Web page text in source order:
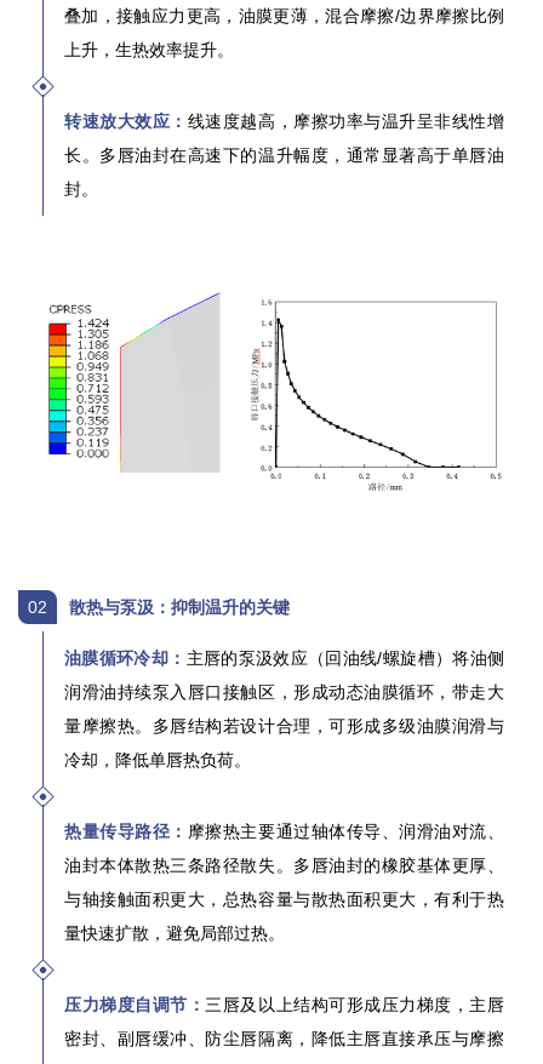
叠加，接触应力更高，油膜更薄，混合摩擦/边界摩擦比例
上升，生热效率提升。
转速放大效应： 线速度越高，摩擦功率与温升呈非线性增
长。多唇油封在高速下的温升幅度，通常显著高于单唇油
封。
02 散热与泵汲：抑制温升的关键
油膜循环冷却： 主唇的泵汲效应（回油线/螺旋槽）将油侧
润滑油持续泵入唇口接触区，形成动态油膜循环，带走大
量摩擦热。多唇结构若设计合理，可形成多级油膜润滑与
冷却，降低单唇热负荷。
热量传导路径： 摩擦热主要通过轴体传导、润滑油对流、
油封本体散热三条路径散失。多唇油封的橡胶基体更厚、
与轴接触面积更大，总热容量与散热面积更大，有利于热
量快速扩散，避免局部过热。
压力梯度自调节： 三唇及以上结构可形成压力梯度，主唇
密封、副唇缓冲、防尘唇隔离，降低主唇直接承压与摩擦